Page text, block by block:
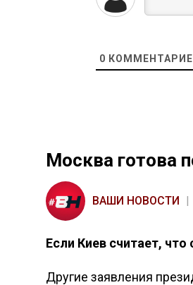
0
Москва готова
ВАШИ НОВОСТИ
Если Киев считает,
Другие заявления